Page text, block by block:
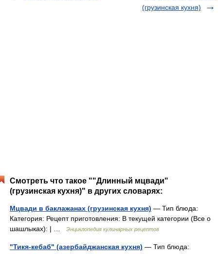
(грузинская кухня)
Смотреть что такое ""Длинный мцвади"
(грузинская кухня)" в других словарях:
Мцвади в баклажанах (грузинская кухня) — Тип блюда:
Категория: Рецепт приготовления: В текущей категории (Все о
шашлыках): | …
Энциклопедия кулинарных рецептов
"Тикя-кебаб" (азербайджанская кухня) — Тип блюда: